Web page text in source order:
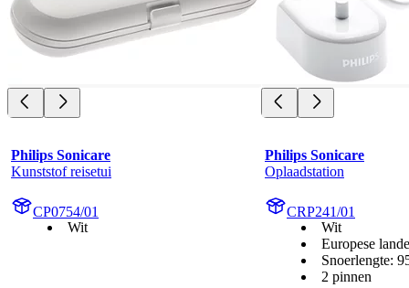
Philips Sonicare
Kunststof reisetui
CP0754/01
Wit
Philips Sonicare
Oplaadstation
CRP241/01
Wit
Europese
Snoerlengte:
2 pinnen